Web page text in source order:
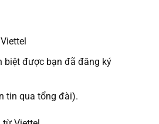
biệt được bạn đã đăng ký
tin qua tổng đài).